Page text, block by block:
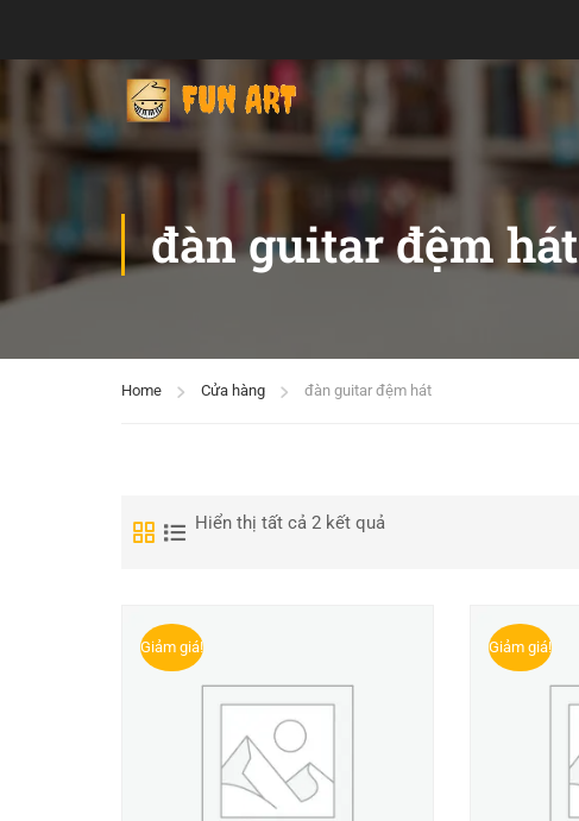
đàn guitar đệm hát
Home Cửa hàng đàn guitar đệm hát
Hiển thị tất cả 2 kết quả
Giảm giá! Giảm giá!